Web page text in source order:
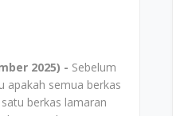
2025) - Sebelum
apakah semua berkas
berkas lamaran